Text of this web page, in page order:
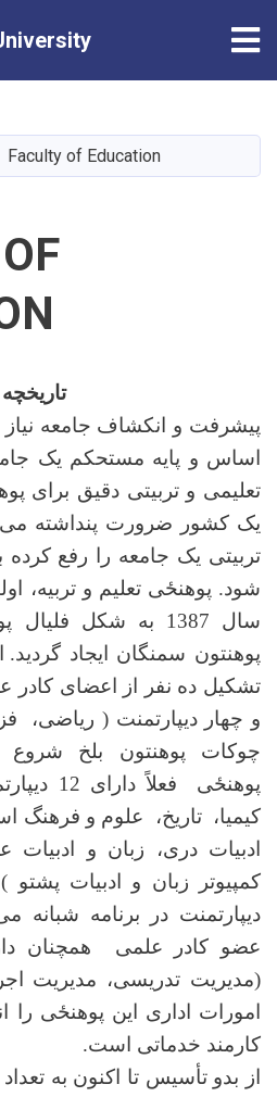
main
content
Faculty of Education
تاریخچه
پیشرفت و انکشاف جامعه نیاز
اساس و پایه‌ مستحکم یک
تعلیمی و تربیتی دقیق برای
یک کشور ضرورت پنداشته می‌
تربیتی یک جامعه را رفع
شود. پوهنځی تعلیم و تربیه،
سال 1387 به شکل
پوهنتون سمنگان ایجاد گردید.
تشکیل ده نفر از اعضای کادر
و چهار دیپارتمنت ( ریاضی،
چوکات پوهنتون بلخ شروع
پوهنځی
کیمیا، تاریخ، علوم و فرهنگ
ادبیات دری، زبان و ادبیات
کمپیوتر زبان و ادبیات پشتو
عضو کادر علمی هم­چنان
(مدیریت تدریسی، مدیریت
کارمند خدماتی است.